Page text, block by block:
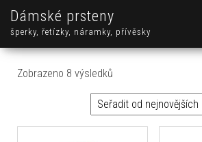
Dámské prsteny
šperky, řetízky, náramky, přívěsky
Zobrazeno 8 výsledků